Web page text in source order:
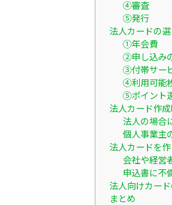
④審査
⑤発行
法人カードの
①年会費
②申し込み
③付帯サー
④利用可能
⑤ポイント
法人カード作
法人の場合
個人事業主
法人カードを
会社や経営
申込書に不
法人向けカー
まとめ